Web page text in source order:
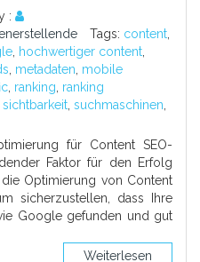
:
Tags: content,
, hochwertiger content,
, metadaten, mobile
, ranking, ranking
sichtbarkeit, suchmaschinen,
für Content SEO-
Faktor für den Erfolg
Optimierung von Content
sicherzustellen, dass Ihre
Google gefunden und gut
Weiterlesen